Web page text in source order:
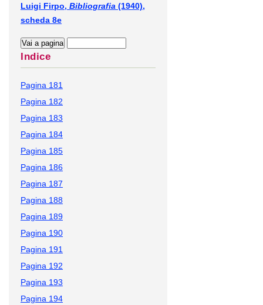
Luigi Firpo, Bibliografia (1940),
scheda 8e
Indice
Pagina 181
Pagina 182
Pagina 183
Pagina 184
Pagina 185
Pagina 186
Pagina 187
Pagina 188
Pagina 189
Pagina 190
Pagina 191
Pagina 192
Pagina 193
Pagina 194